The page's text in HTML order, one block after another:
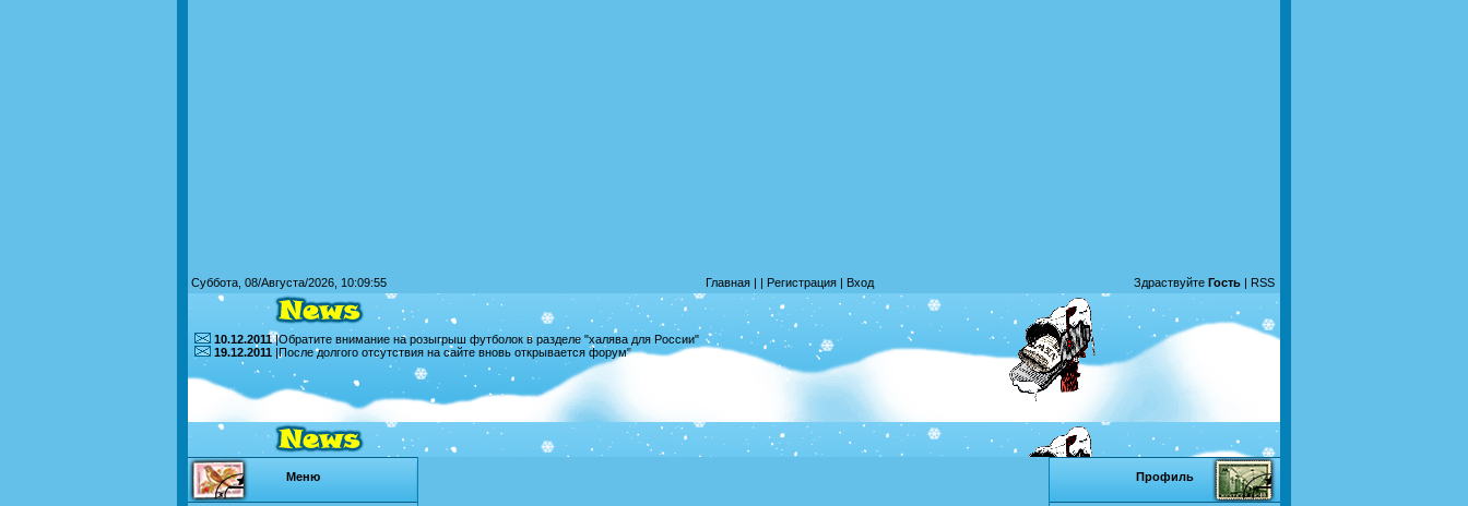
Суббота, 08/Августа/2026, 10:09:55 Главная | | Регистрация | Вход Здраствуйте Гость | RSS
10.12.2011|Обратите внимание на розыгрыш футболок в разделе "халява для России"
19.12.2011 |После долгого отсутствия на сайте вновь открывается форум"
Меню Профиль